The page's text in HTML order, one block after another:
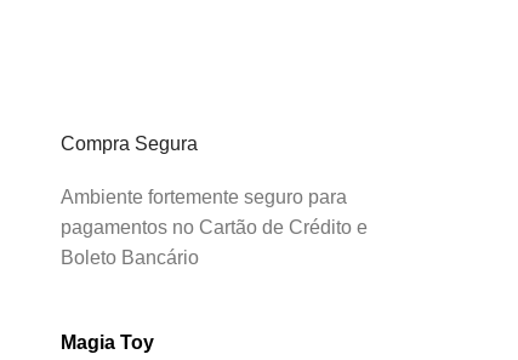
Compra Segura
Ambiente fortemente seguro para
pagamentos no Cartão de Crédito e
Boleto Bancário
Magia Toy